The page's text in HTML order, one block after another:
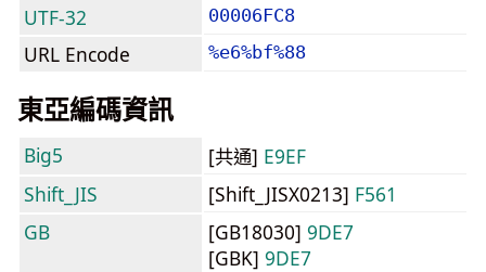
UTF-32 00006FC8
URL Encode %e6%bf%88
東亞編碼資訊
Big5 [共通] E9EF
Shift_JIS
[Shift_JISX0213] F561
GB
[GB18030] 9DE7
[GBK] 9DE7